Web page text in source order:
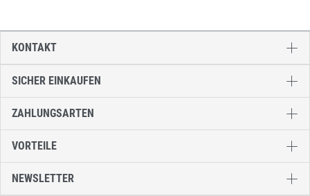
SICHER EINKAUFEN
ZAHLUNGSARTEN
VORTEILE
NEWSLETTER
KONTAKT